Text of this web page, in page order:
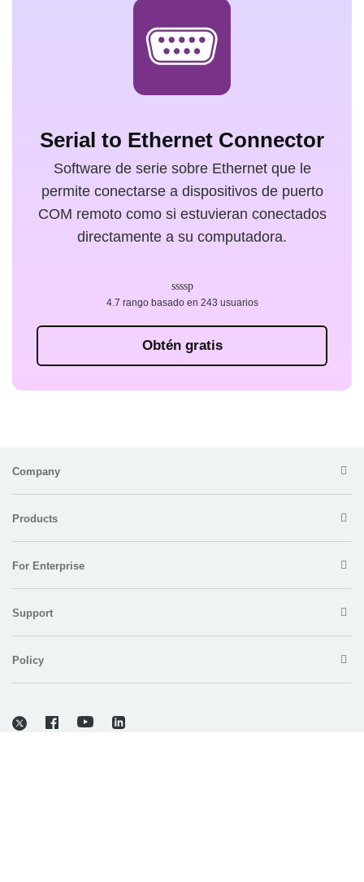
Serial to Ethernet Connector
Software de serie sobre Ethernet que le
permite conectarse a dispositivos de puerto
COM remoto como si estuvieran conectados
directamente a su computadora.
Obtén gratis
4.7 rango basado en 243 usuarios
Company
Products
For Enterprise
Support
Policy